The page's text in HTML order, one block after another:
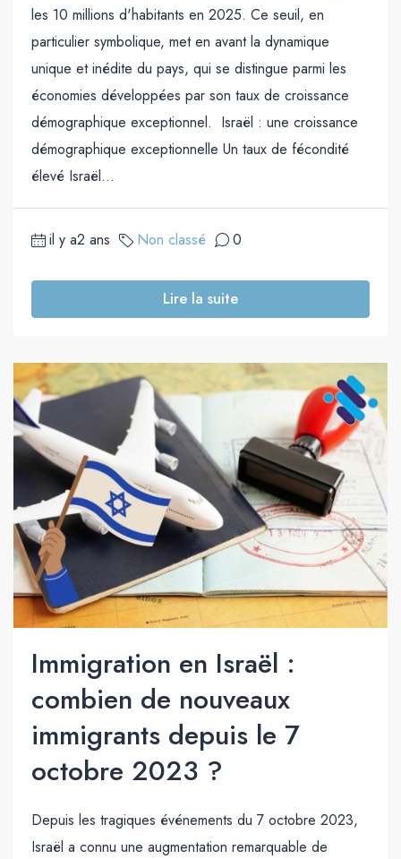
les 10 millions d'habitants en 2025. Ce seuil, en
particulier symbolique, met en avant la dynamique
unique et inédite du pays, qui se distingue parmi les
économies développées par son taux de croissance
démographique exceptionnel. Israël : une croissance
démographique exceptionnelle Un taux de fécondité
élevé Israël...
il y a2 ans Non classé 0
Lire la suite
Immigration en Israël :
combien de nouveaux
immigrants depuis le 7
octobre 2023 ?
Depuis les tragiques événements du 7 octobre 2023,
Israël a connu une augmentation remarquable de